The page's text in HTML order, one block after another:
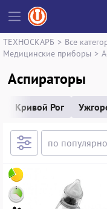
ТЕХНОСКАРБ > Все
Медицинские приборы >
Аспираторы
Кривой Рог